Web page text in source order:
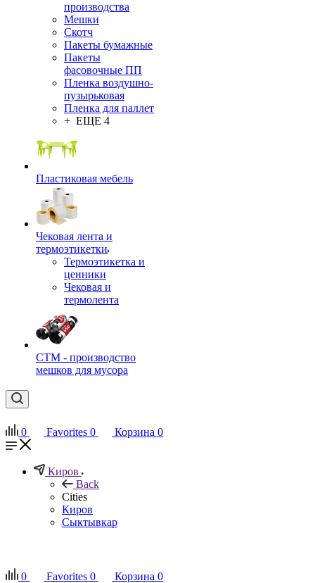
производства
Мешки
Скотч
Пакеты бумажные
Пакеты
фасовочные ПП
Пленка воздушно-
пузырьковая
Пленка для паллет
+ ЕЩЕ 4
Пластиковая мебель
Чековая лента и
термоэтикетки
Термоэтикетка и
ценники
Чековая и
термолента
СТМ - производство
мешков для мусора
0 Favorites 0 Корзина 0
Киров
Back
Cities
Киров
Сыктывкар
0
Favorites 0 Корзина 0